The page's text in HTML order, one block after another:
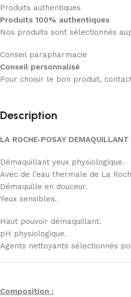
Produits authentiques
Produits 100% authentiques
Nos produits sont sélectionnés
Conseil parapharmacie
Conseil personnalisé
Pour choisir le bon produit,
Description
LA ROCHE-POSAY
Démaquillant yeux physiologique.
Avec de l’eau thermale de La
Démaquille en douceur.
Yeux sensibles.
Haut pouvoir démaquillant.
pH physiologique.
Agents nettoyants sélectionnés
Composition :